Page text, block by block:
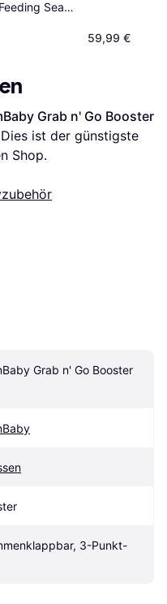
Seat
Base
59,99 €
Grab n' Go Booster
ist der günstigste
Shop.
Grab n' Go Booster
3-Punkt-